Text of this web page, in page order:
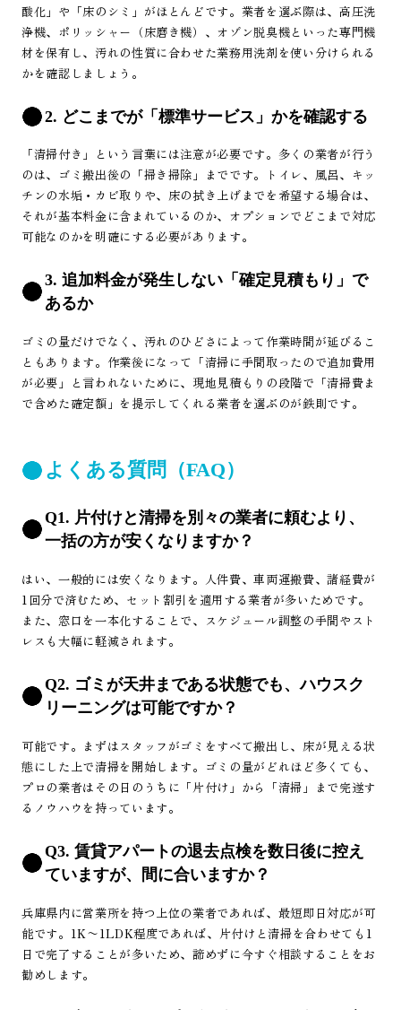
酸化」や「床のシミ」がほとんどです。業者を選ぶ際は、高圧洗
浄機、ポリッシャー（床磨き機）、オゾン脱臭機といった専門機
材を保有し、汚れの性質に合わせた業務用洗剤を使い分けられる
かを確認しましょう。
2. どこまでが「標準サービス」かを確認する
「清掃付き」という言葉には注意が必要です。多くの業者が行う
のは、ゴミ搬出後の「掃き掃除」までです。トイレ、風呂、キッ
チンの水垢・カビ取りや、床の拭き上げまでを希望する場合は、
それが基本料金に含まれているのか、オプションでどこまで対応
可能なのかを明確にする必要があります。
3. 追加料金が発生しない「確定見積もり」で
あるか
ゴミの量だけでなく、汚れのひどさによって作業時間が延びるこ
ともあります。作業後になって「清掃に手間取ったので追加費用
が必要」と言われないために、現地見積もりの段階で「清掃費ま
で含めた確定額」を提示してくれる業者を選ぶのが鉄則です。
よくある質問（FAQ）
Q1. 片付けと清掃を別々の業者に頼むより、
一括の方が安くなりますか？
はい、一般的には安くなります。人件費、車両運搬費、諸経費が
1回分で済むため、セット割引を適用する業者が多いためです。
また、窓口を一本化することで、スケジュール調整の手間やスト
レスも大幅に軽減されます。
Q2. ゴミが天井まである状態でも、ハウスク
リーニングは可能ですか？
可能です。まずはスタッフがゴミをすべて搬出し、床が見える状
態にした上で清掃を開始します。ゴミの量がどれほど多くても、
プロの業者はその日のうちに「片付け」から「清掃」まで完遂す
るノウハウを持っています。
Q3. 賃貸アパートの退去点検を数日後に控え
ていますが、間に合いますか？
兵庫県内に営業所を持つ上位の業者であれば、最短即日対応が可
能です。1K〜1LDK程度であれば、片付けと清掃を合わせても1
日で完了することが多いため、諦めずに今すぐ相談することをお
勧めします。